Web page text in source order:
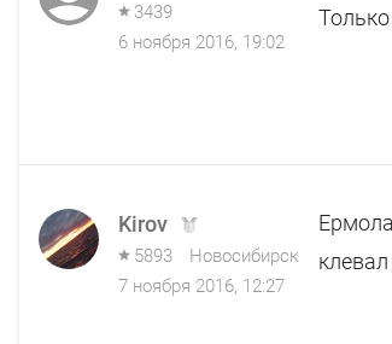
3439
6 ноября 2016, 19:02
Kirov
5893
Новосибирск
7 ноября 2016, 12:27